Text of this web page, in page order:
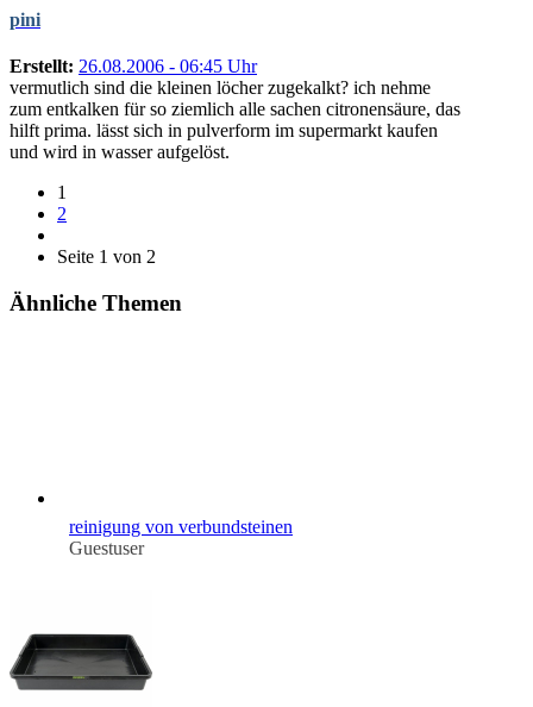
pini
Erstellt: 26.08.2006 - 06:45 Uhr
vermutlich sind die kleinen löcher zugekalkt? ich nehme
zum entkalken für so ziemlich alle sachen citronensäure, das
hilft prima. lässt sich in pulverform im supermarkt kaufen
und wird in wasser aufgelöst.
1
2
Seite 1 von 2
Ähnliche Themen
reinigung von verbundsteinen
Guestuser